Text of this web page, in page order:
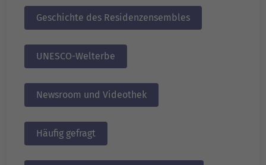
Geschichte des Residenzensembles
UNESCO-Welterbe
Newsroom und Videothek
Häufig gefragt